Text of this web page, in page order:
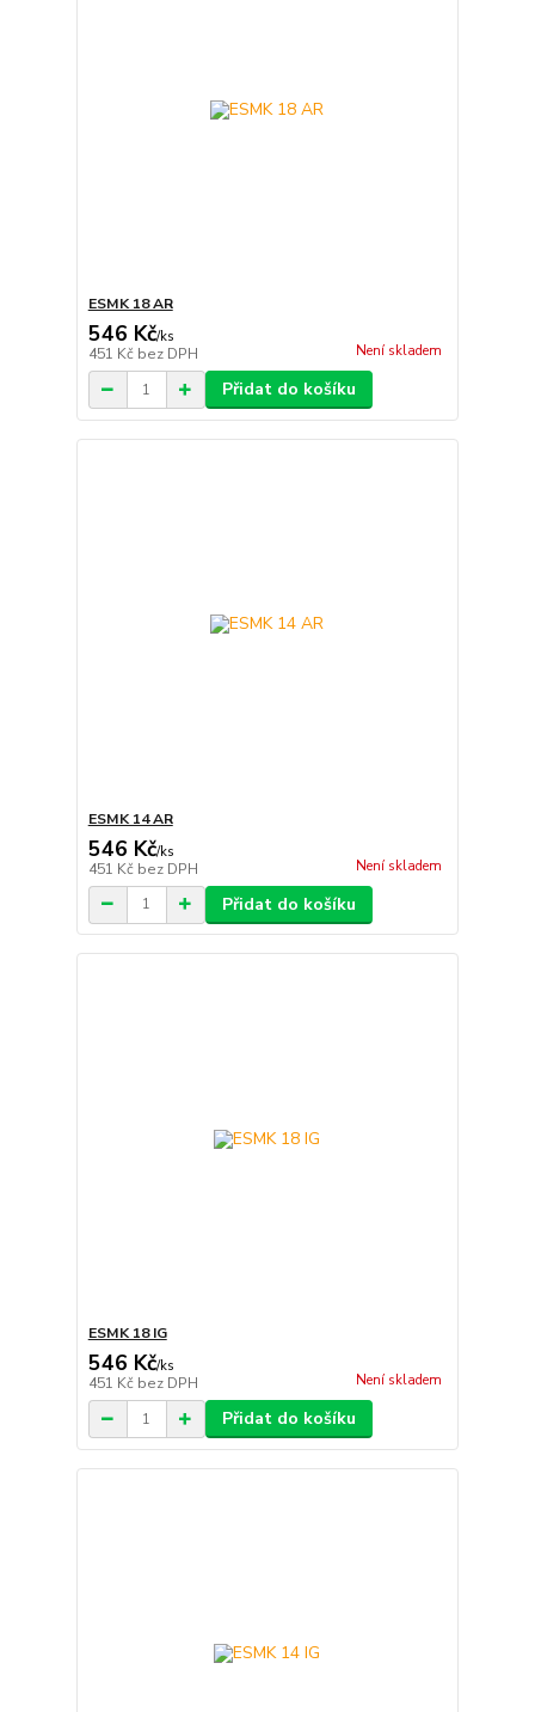
ESMK 18 AR
546 Kč/ks
451 Kč bez DPH Není skladem
Přidat do košíku
ESMK 14 AR
546 Kč/ks
451 Kč bez DPH Není skladem
Přidat do košíku
ESMK 18 IG
546 Kč/ks
451 Kč bez DPH Není skladem
Přidat do košíku